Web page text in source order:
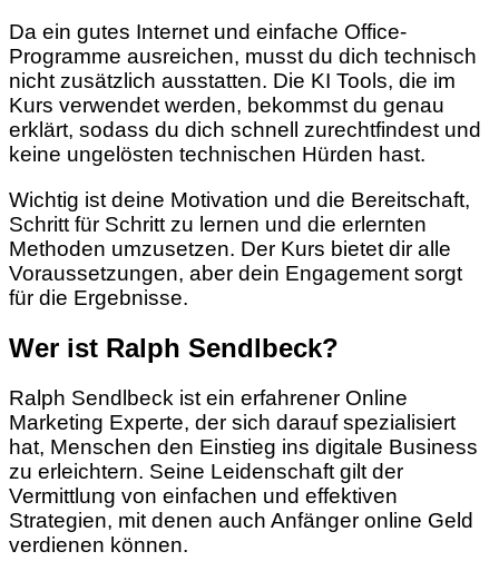
Da ein gutes Internet und einfache Office-
Programme ausreichen, musst du dich technisch
nicht zusätzlich ausstatten. Die KI Tools, die im
Kurs verwendet werden, bekommst du genau
erklärt, sodass du dich schnell zurechtfindest und
keine ungelösten technischen Hürden hast.
Wichtig ist deine Motivation und die Bereitschaft,
Schritt für Schritt zu lernen und die erlernten
Methoden umzusetzen. Der Kurs bietet dir alle
Voraussetzungen, aber dein Engagement sorgt
für die Ergebnisse.
Wer ist Ralph Sendlbeck?
Ralph Sendlbeck ist ein erfahrener Online
Marketing Experte, der sich darauf spezialisiert
hat, Menschen den Einstieg ins digitale Business
zu erleichtern. Seine Leidenschaft gilt der
Vermittlung von einfachen und effektiven
Strategien, mit denen auch Anfänger online Geld
verdienen können.